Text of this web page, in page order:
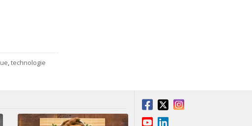
technologie